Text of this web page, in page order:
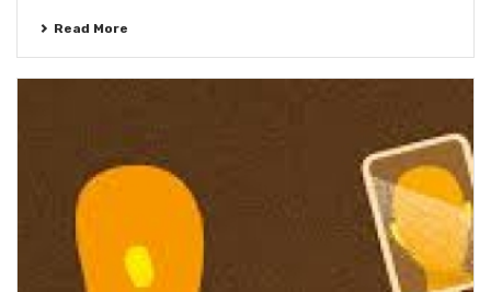
Read More